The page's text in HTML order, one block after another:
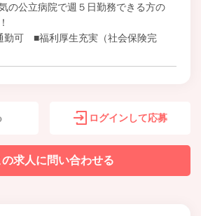
の公立病院で週５日勤務できる方の
勤可 ■福利厚生充実（社会保険完
ログインして応募
の求人に問い合わせる